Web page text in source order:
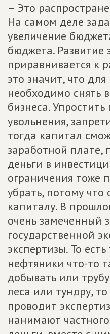
– Это
На самом деле
увеличение
бюджета. Развитие
приравнивается к
это значит, что
необходимо снять
бизнеса.
увольнения,
тогда капитал
заработной плате,
деньги в
ограничения тоже
убрать, потому
капиталу. В
очень замеченный
государственной
экспертизы. То
нефтяники что-то
добывать или
леса или тундру,
проводит
нанимают